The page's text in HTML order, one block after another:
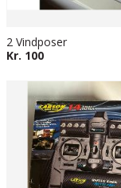
2 Vindposer
Kr. 100